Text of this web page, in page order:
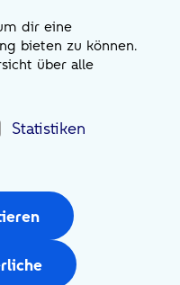
dir eine
bieten zu können.
über alle
Statistiken